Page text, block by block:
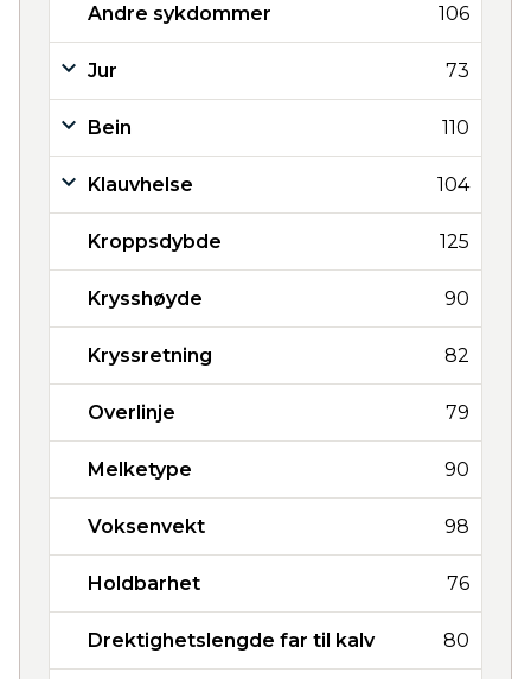
Andre sykdommer 106
Jur 73
Bein 110
Klauvhelse 104
Kroppsdybde 125
Krysshøyde 90
Kryssretning 82
Overlinje 79
Melketype 90
Voksenvekt 98
Holdbarhet 76
Drektighetslengde far til kalv 80